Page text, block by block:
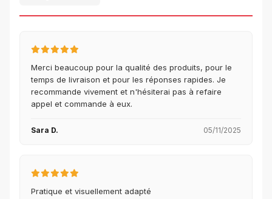
Merci beaucoup pour la qualité des produits, pour le
temps de livraison et pour les réponses rapides. Je
recommande vivement et n'hésiterai pas à refaire
appel et commande à eux.
Sara D. 05/11/2025
Pratique et visuellement adapté